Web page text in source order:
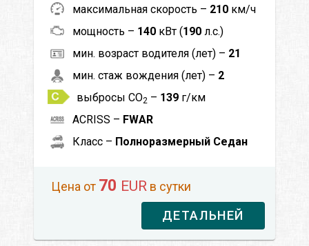
максимальная скорость – 210 км/ч
мощность – 140 кВт (190 л.с.)
мин. возраст водителя (лет) – 21
мин. стаж вождения (лет) – 2
выбросы CO2 – 139 г/км
ACRISS – FWAR
Класс – Полноразмерный Седан
Цена от 70 EUR в сутки
ДЕТАЛЬНЕЙ